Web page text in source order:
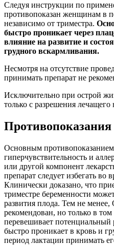
Следуя инструкции по
противопоказан женщинам в
независимо от триместра.
быстро проникает через
влияние на развитие и
грудного вскармливания.
Несмотря на отсутствие
принимать препарат не
Исключительно при острой
только с разрешения лечащего
Противопоказания
Основным
гиперчувствительность и
или другой компонент
препарат следует избегать во
Клинически доказано, что
триместре беременности
развития плода. Тем не
рекомендован, но только в
перевешивает
быстро проникает в кровь и
период лактации принимать